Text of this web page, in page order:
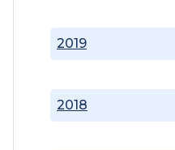
2018
2019